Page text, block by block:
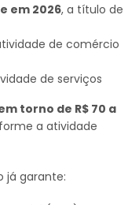
em 2026, a título de
de comércio
de serviços
torno de R$ 70 a
a atividade
já garante: